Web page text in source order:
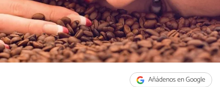
Añádenos en Google